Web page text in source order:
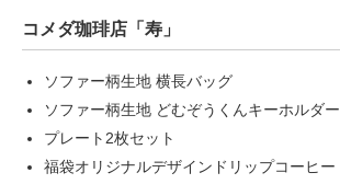
コメダ珈琲店「寿」
ソファー柄生地 横長バッグ
ソファー柄生地 どむぞうくんキーホルダー
プレート2枚セット
福袋オリジナルデザインドリップコーヒー